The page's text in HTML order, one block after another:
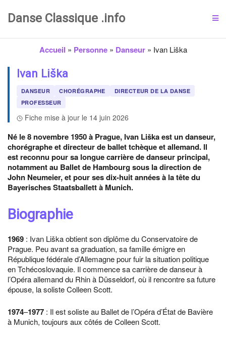
Danse Classique .info
Accueil » Personne» Danseur» Ivan Liška
Ivan Liška
DANSEUR CHORÉGRAPHE
DIRECTEUR DE LA DANSE
PROFESSEUR
Fiche mise à jour le 14 juin 2026
Né le 8 novembre 1950 à Prague, Ivan Liška est un danseur,
chorégraphe et directeur de ballet tchèque et allemand. Il
est reconnu pour sa longue carrière de danseur principal,
notamment au Ballet de Hambourg sous la direction de
John Neumeier, et pour ses dix-huit années à la tête du
Bayerisches Staatsballett à Munich.
Biographie
1969 : Ivan Liška obtient son diplôme du Conservatoire de
Prague. Peu avant sa graduation, sa famille émigre en
République fédérale d’Allemagne pour fuir la situation politique
en Tchécoslovaquie. Il commence sa carrière de danseur à
l’Opéra allemand du Rhin à Düsseldorf, où il rencontre sa future
épouse, la soliste Colleen Scott.
1974–1977 : Il est soliste au Ballet de l’Opéra d’État de Bavière
à Munich, toujours aux côtés de Colleen Scott.